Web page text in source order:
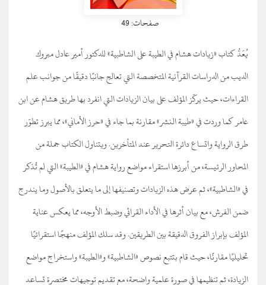
صفحات: 49
يُعَدُّ كتاب «زيادات هشام في الطيبة على الشاطبية» للدكتور أمير عادل مبروك
الديب من الدراسات القرآنية المتخصصة التي تعالج جانبًا دقيقًا من جوانب علم
القراءات، حيث يركّز المؤلف على بيان الزيادات التي انفرد بها طريق هشام عن ابن
عامر كما وردت في «طيبة النشر» مقارنة بما جاء في «حرز الأماني»، مما يبرز تطوّر
طرق الرواية واتساع دائرة التحرير عند المتأخرين. ويتناول الكتاب جملة من
المحاور الرئيسة، من أبرزها استقراء مواضع رواية هشام في «الطيبة» التي لم تُذكر
في «الشاطبية»، ثم عرض هذه الزيادات وتصنيفها إلى ما يتعلق بالأصول وما يندرج
ضمن الفرش، مع بيان أثرها في الأداء القرائي وضبط الأوجه، مما يعكس عناية
المؤلف بإبراز الفروق الدقيقة بين الطريقين. وقد سلك المؤلف منهجًا استقرائيًا
تحليليًا مقارنًا، حيث قام بتتبع نصوص «الشاطبية» و«الطيبة» واستخراج مواضع
الزيادة، ثم تنظيمها في صورة علمية واضحة، مع تقديم توجيهات مختصرة تساعد